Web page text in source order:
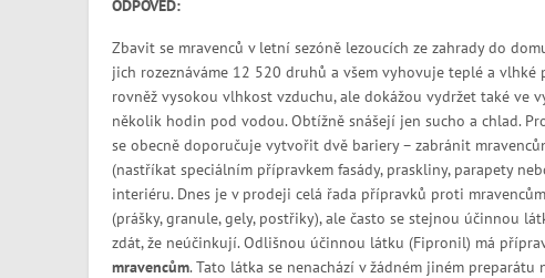
ODPOVĚĎ:
Zbavit se mravenců v letní sezóně lezoucích ze zahrady do
jich rozeznáváme 12 520 druhů a všem vyhovuje teplé a vlhké
rovněž vysokou vlhkost vzduchu, ale dokážou vydržet také ve
několik hodin pod vodou. Obtížně snášejí jen sucho a chlad.
se obecně doporučuje vytvořit dvě bariery – zabránit
(nastříkat speciálním přípravkem fasády, praskliny, parapety
interiéru. Dnes je v prodeji celá řada přípravků proti
(prášky, granule, gely, postřiky), ale často se stejnou účinnou
zdát, že neúčinkují. Odlišnou účinnou látku (Fipronil) má
mravencům. Tato látka se nenachází v žádném jiném preparátu